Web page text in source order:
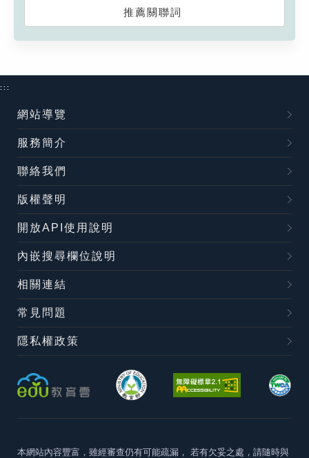
推薦關聯詞
:::
網站導覽
服務簡介
聯絡我們
版權聲明
開放API使用說明
內嵌搜尋欄位說明
相關連結
常見問題
隱私權政策
本網站內容豐富，雖經審查仍有可能疏漏， 若有欠妥之處，請隨時與